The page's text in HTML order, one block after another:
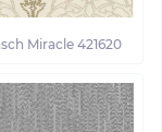
Miracle 421620